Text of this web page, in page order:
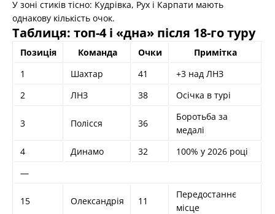
У зоні стиків тісно: Кудрівка, Рух і Карпати мають
однакову кількість очок.
Таблиця: топ-4 і «дна» після 18-го туру
Позиція Команда Очки
Примітка
1
Шахтар 41
+3 над ЛНЗ
2
ЛНЗ 38 Осічка в турі
3 Полісся 36
Боротьба за
медалі
4
Динамо 32
100% у 2026 році
—
15 Олександрія 11
Передостаннє
місце